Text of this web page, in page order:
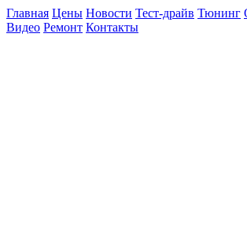
Главная Цены Новости Тест-драйв Тюнинг
Видео Ремонт Контакты